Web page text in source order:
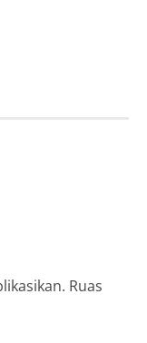
Ruas